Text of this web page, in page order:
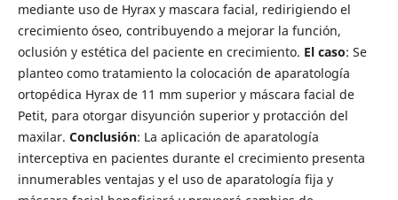
mediante uso de Hyrax y mascara facial, redirigiendo el
crecimiento óseo, contribuyendo a mejorar la función,
oclusión y estética del paciente en crecimiento. El caso: Se
planteo como tratamiento la colocación de aparatología
ortopédica Hyrax de 11 mm superior y máscara facial de
Petit, para otorgar disyunción superior y protacción del
maxilar. Conclusión: La aplicación de aparatología
interceptiva en pacientes durante el crecimiento presenta
innumerables ventajas y el uso de aparatología fija y